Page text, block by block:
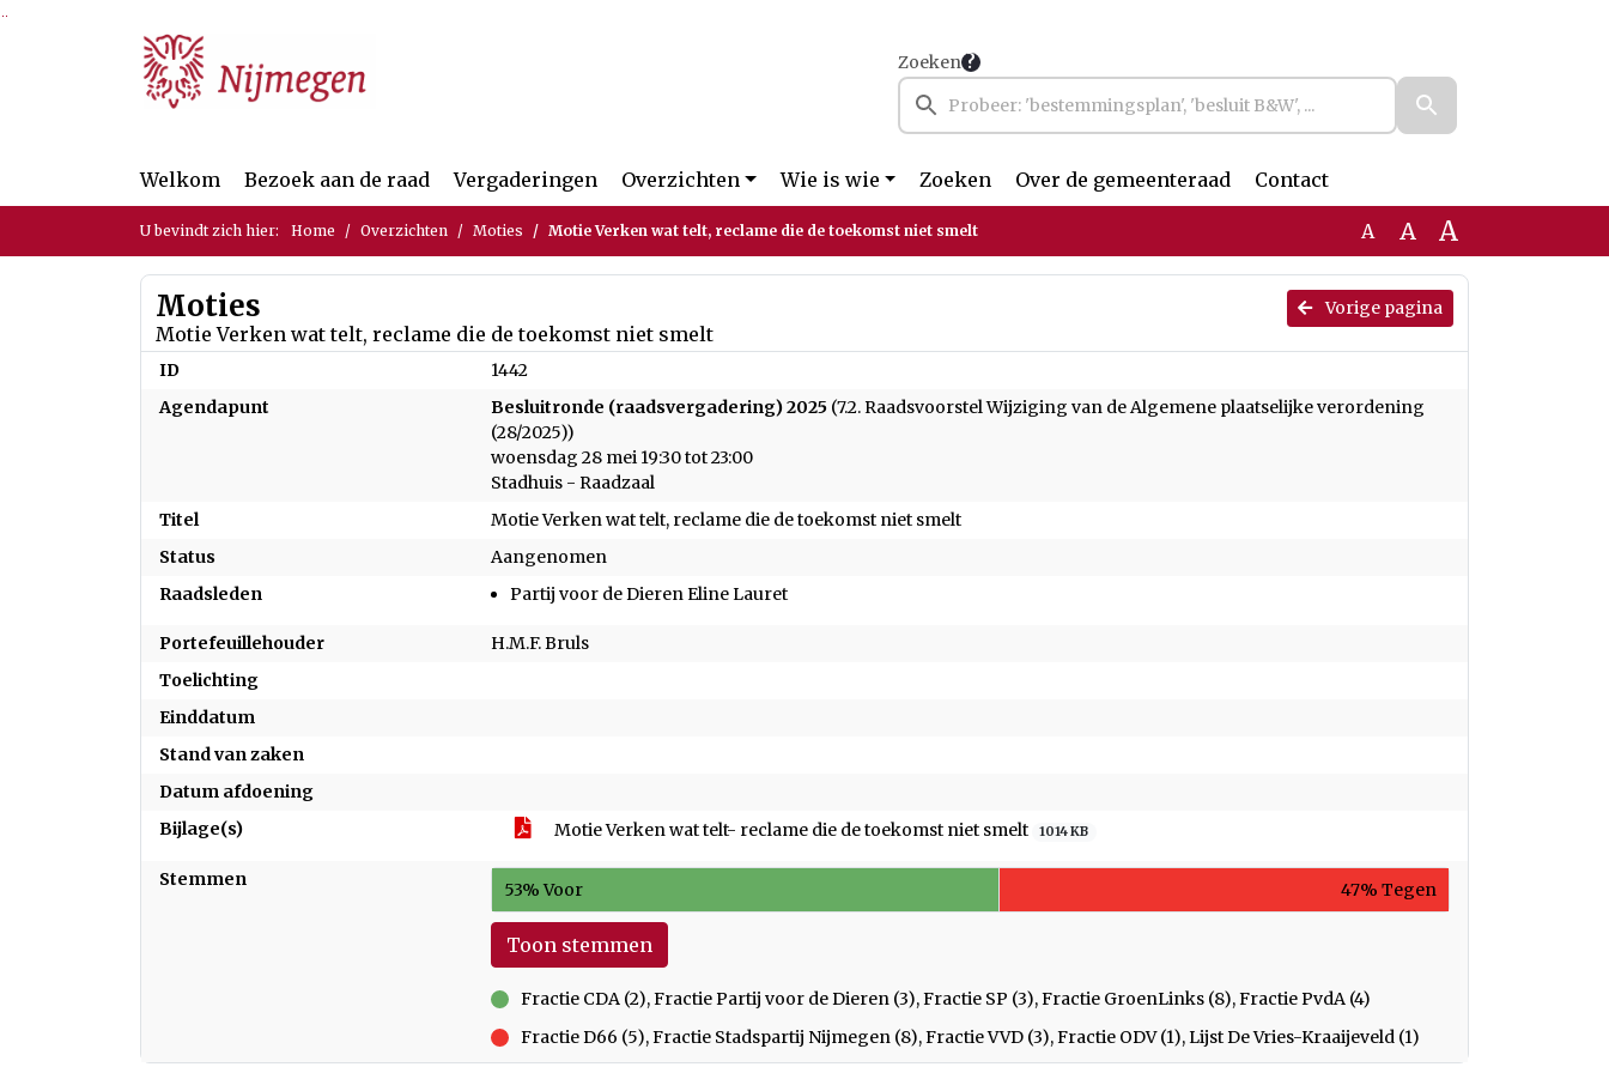
Ga naar de inhoud van deze pagina
Ga naar het zoeken
Ga naar het menu
Zoeken
Welkom Bezoek aan de raad Vergaderingen Overzichten Wie is wie Zoeken Over de gemeenteraad Contact
U bevindt zich hier: Home Overzichten Moties Motie Verken wat telt, reclame die de toekomst niet smelt A A A
Vorige pagina
Moties
Motie Verken wat telt, reclame die de toekomst niet smelt
ID
1442
Agendapunt
Besluitronde (raadsvergadering) 2025 (7.2. Raadsvoorstel Wijziging van de Algemene plaatselijke verordening
(28/2025))
woensdag 28 mei 19:30 tot 23:00
Stadhuis - Raadzaal
Titel
Motie Verken wat telt, reclame die de toekomst niet smelt
Status
Aangenomen
Raadsleden
Partij voor de Dieren Eline Lauret
Portefeuillehouder
H.M.F. Bruls
Toelichting
Einddatum
Stand van zaken
Datum afdoening
Bijlage(s)
Motie Verken wat telt- reclame die de toekomst niet smelt 1014 KB
Stemmen 53% Voor 47% Tegen
Toon stemmen
Fractie CDA (2), Fractie Partij voor de Dieren (3), Fractie SP (3), Fractie GroenLinks (8), Fractie PvdA (4)
Fractie D66 (5), Fractie Stadspartij Nijmegen (8), Fractie VVD (3), Fractie ODV (1), Lijst De Vries-Kraaijeveld (1)